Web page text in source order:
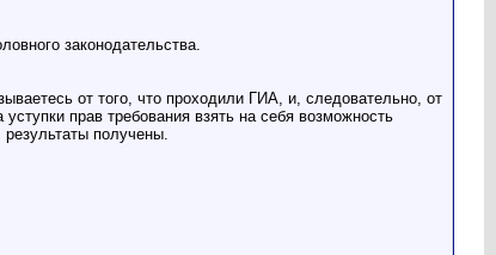
законодательства.
от того, что проходили ГИА, и, следовательно, от
прав требования взять на себя возможность
получены.